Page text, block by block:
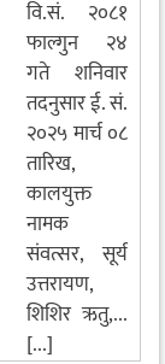
वि.सं. २०८१
फाल्गुन २४
गते शनिवार
तदनुसार ई. सं.
२०२५ मार्च ०८
तारिख,
कालयुक्त
नामक
संवत्सर, सूर्य
उत्तरायण,
शिशिर ऋतु,...
[...]